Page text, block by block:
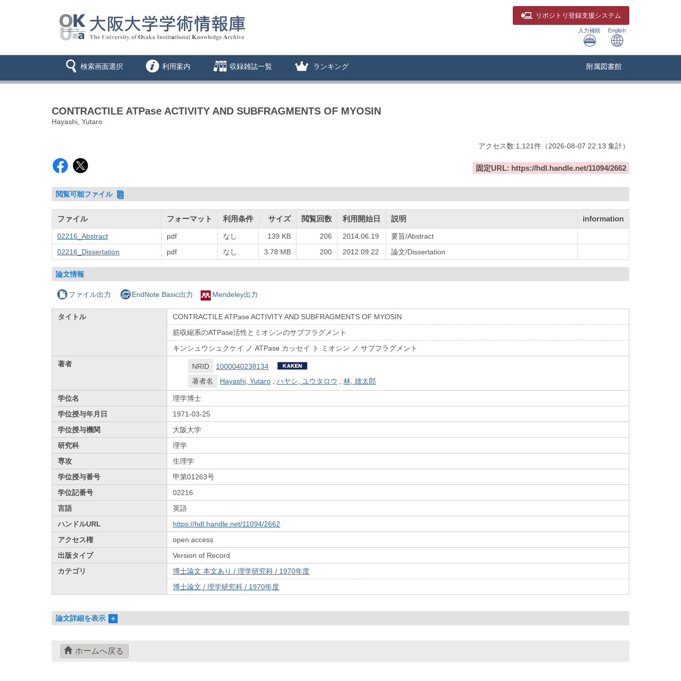
リポジトリ 登録支援システム
入力補助 English
検索画面選択 利用案内 収録雑誌一覧 ランキング 附属図書館
CONTRACTILE ATPase ACTIVITY AND SUBFRAGMENTS OF MYOSIN
Hayashi, Yutaro
アクセス数:1,121件 （2026-08-07 22:13 集計）
固定URL: https://hdl.handle.net/11094/2662
閲覧可能ファイル
ファイル フォーマット 利用条件 サイズ 閲覧回数 利用開始日 説明 information
02216_Abstract pdf なし 139 KB 206 2014.06.19
要旨/Abstract
02216_Dissertation
pdf なし 3.78 MB 200 2012.09.22 論文/Dissertation
論文情報
ファイル出力 EndNote Basic出力 Mendeley出力
タイトル
CONTRACTILE ATPase ACTIVITY AND SUBFRAGMENTS OF MYOSIN
筋収縮系のATPase活性とミオシンのサブフラグメント
キンシュウシュクケイ ノ ATPase カッセイ ト ミオシン ノ サブフラグメント
著者
NRID
1000040238134
著者名
Hayashi, Yutaro ;ハヤシ, ユウタロウ ;林, 雄太郎
学位名
理学博士
学位授与年月日
1971-03-25
学位授与機関
大阪大学
研究科
理学
専攻
生理学
学位授与番号
甲第01263号
学位記番号
02216
言語
英語
ハンドルURL
https://hdl.handle.net/11094/2662
アクセス権
open access
出版タイプ
Version of Record
カテゴリ
博士論文 本文あり / 理学研究科 / 1970年度
博士論文 / 理学研究科 / 1970年度
論文詳細を表示
ホームへ戻る